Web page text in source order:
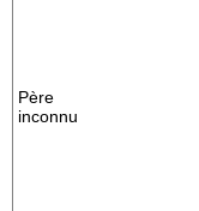
Père
inconnu